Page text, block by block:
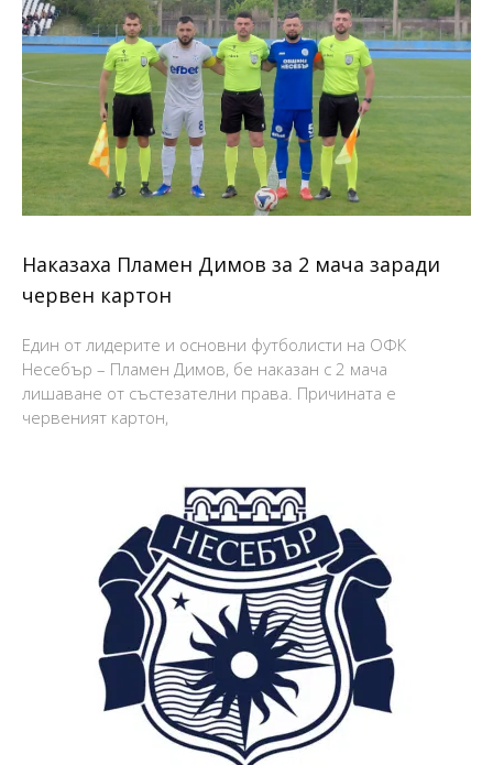
Наказаха Пламен Димов за 2 мача заради
червен картон
Един от лидерите и основни футболисти на ОФК
Несебър – Пламен Димов, бе наказан с 2 мача
лишаване от състезателни права. Причината е
червеният картон,